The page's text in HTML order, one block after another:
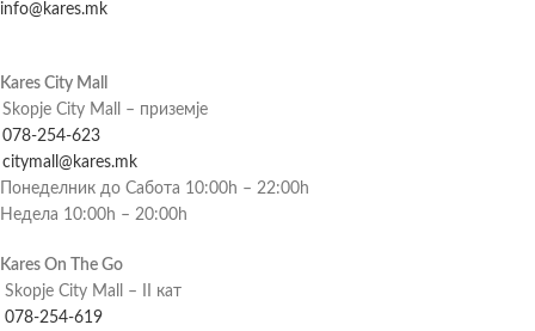
info@kares.mk
Kares City Mall
Skopje City Mall – приземје
078-254-623
citymall@kares.mk
Понеделник до Сабота 10:00h – 22:00h
Недела 10:00h – 20:00h
Kares On The Go
Skopje City Mall – II кат
078-254-619